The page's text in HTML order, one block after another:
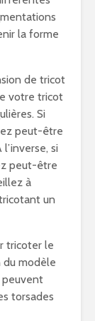
la forme
de tricot
votre tricot
Si
peut-être
si
peut-être
à
un
tricoter le
modèle
peuvent
torsades